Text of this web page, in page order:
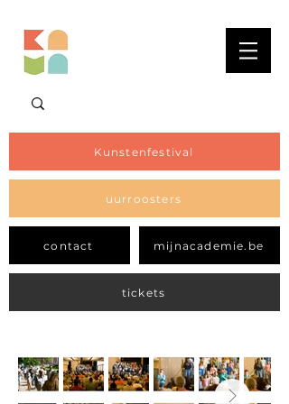
Kunstenfestival
uurroosters
contact mijnacademie.be
tickets